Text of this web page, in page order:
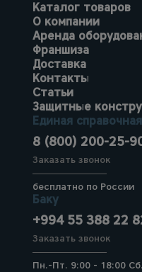
Каталог товаров
О компании
Аренда
Франшиза
Доставка
Контакты
Статьи
Защитные
Единая справочная
8 (800) 200-25-
Заказать звонок
бесплатно по России
Баку
+994 55 388 22
Заказать звонок
Пн.-Пт. 9:00 - 18:00